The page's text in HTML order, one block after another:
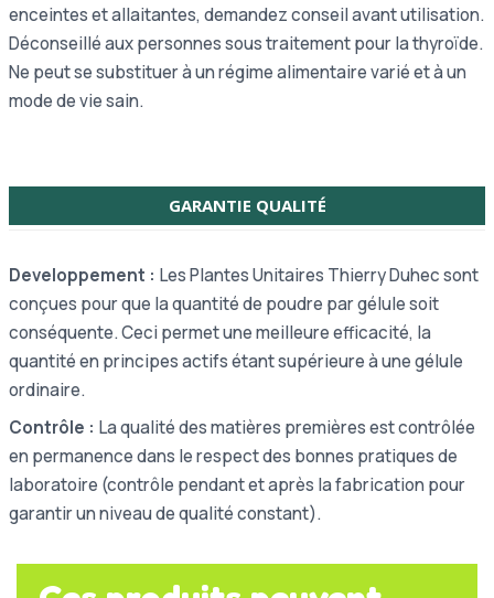
enceintes et allaitantes, demandez conseil avant utilisation.
Déconseillé aux personnes sous traitement pour la thyroïde.
Ne peut se substituer à un régime alimentaire varié et à un
mode de vie sain.
GARANTIE QUALITÉ
Developpement : Les Plantes Unitaires Thierry Duhec sont
conçues pour que la quantité de poudre par gélule soit
conséquente. Ceci permet une meilleure efficacité, la
quantité en principes actifs étant supérieure à une gélule
ordinaire.
Contrôle : La qualité des matières premières est contrôlée
en permanence dans le respect des bonnes pratiques de
laboratoire (contrôle pendant et après la fabrication pour
garantir un niveau de qualité constant).